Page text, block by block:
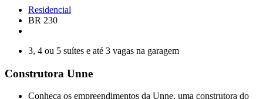
Residencial
BR 230
3, 4 ou 5 suítes e até 3 vagas na garagem
Construtora Unne
Conheça os empreendimentos da Unne, uma construtora do